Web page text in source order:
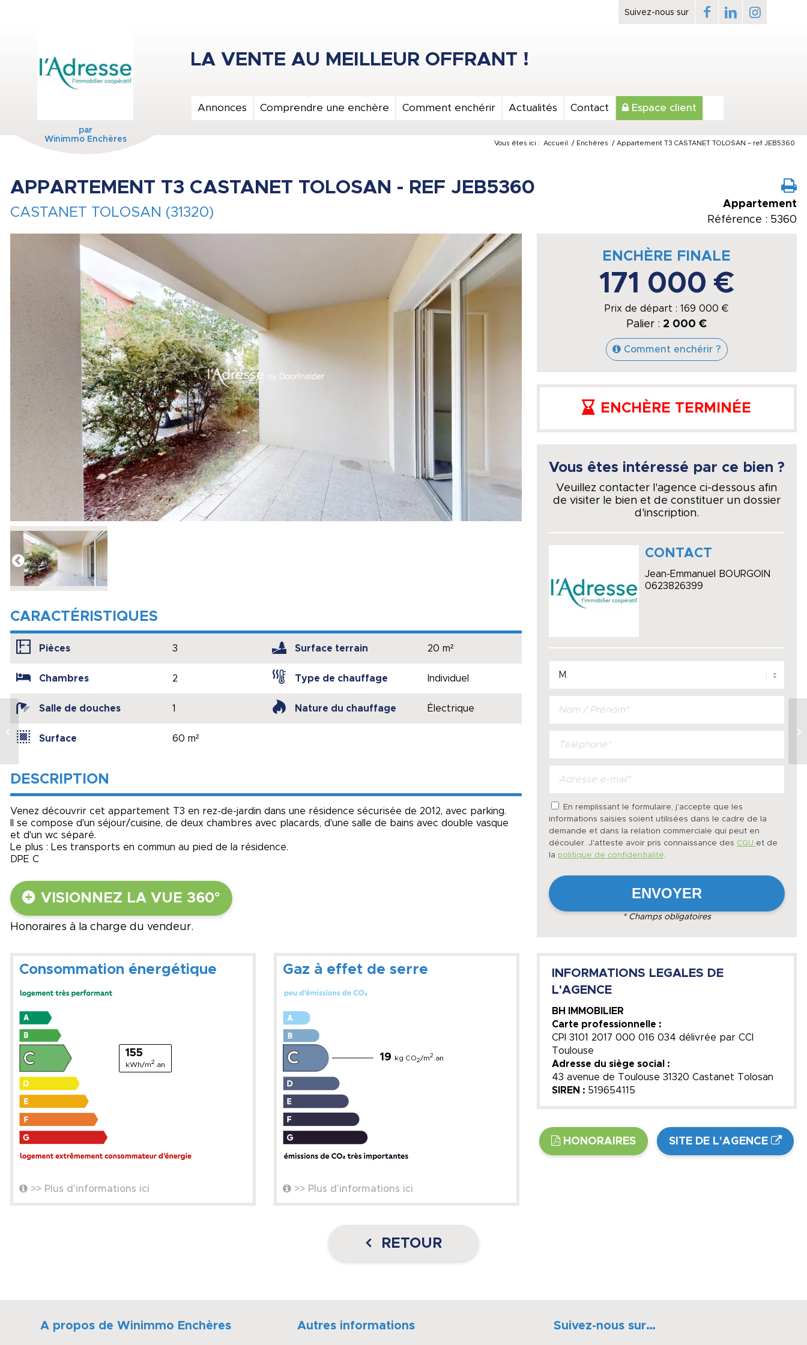
par
Winimmo Enchères
Annonces Comprendre une enchère Comment enchérir Actualités Contact Espace client
Vous êtes ici : Accueil / Enchères / Appartement T3 CASTANET TOLOSAN – ref JEB5360
APPARTEMENT T3 CASTANET TOLOSAN - REF JEB5360
CASTANET TOLOSAN (31320)
Appartement
Référence : 5360
CARACTÉRISTIQUES
Pièces 3
Chambres 2
Salle de douches 1
Surface 60 m²
Surface terrain 20 m²
Type de chauffage Individuel
Nature du chauffage Électrique
DESCRIPTION
Venez découvrir cet appartement T3 en rez-de-jardin dans une résidence sécurisée de 2012, avec parking.
Il se compose d'un séjour/cuisine, de deux chambres avec placards, d'une salle de bains avec double vasque
et d'un wc séparé.
Le plus : Les transports en commun au pied de la résidence.
DPE C
VISIONNEZ LA VUE 360°
Honoraires à la charge du vendeur.
ENCHÈRE FINALE
171 000 €
Prix de départ :169 000 €
Palier : 2 000 €
Comment enchérir ?
ENCHÈRE TERMINÉE
Vous êtes intéressé par ce bien ?
Veuillez contacter l'agence ci-dessous afin
de visiter le bien et de constituer un dossier
d'inscription.
CONTACT
Jean-Emmanuel BOURGOIN
0623826399
En remplissant le formulaire, j'accepte que les
informations saisies soient utilisées dans le cadre de la
demande et dans la relation commerciale qui peut en
découler. J'atteste avoir pris connaissance des CGU et de
la politique de confidentialité.
* Champs obligatoires
Consommation énergétique
155
kWh/m2 .an
>> Plus d'informations ici
Gaz à effet de serre
19 kg CO2/m2 .an
>> Plus d'informations ici
INFORMATIONS LEGALES DE
L'AGENCE
BH IMMOBILIER
Carte professionnelle :
CPI 3101 2017 000 016 034 délivrée par CCI
Toulouse
Adresse du siège social :
43 avenue de Toulouse 31320 Castanet Tolosan
SIREN : 519654115
HONORAIRES SITE DE L'AGENCE
RETOUR
A propos de Winimmo Enchères Autres informations Suivez-nous sur…
Auzeville Tolosane –
ref EG3535